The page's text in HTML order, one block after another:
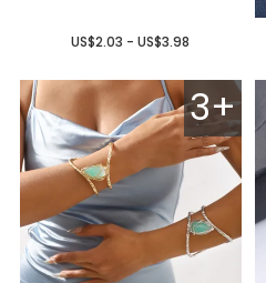
US$2.03 - US$3.98
3+